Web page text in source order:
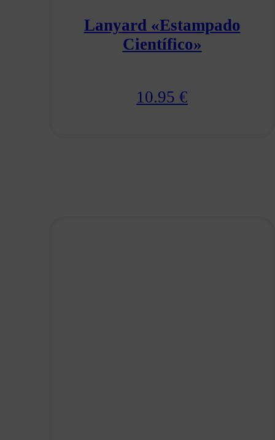
Lanyard «Estampado
Científico»
10.95 €